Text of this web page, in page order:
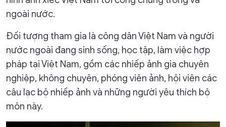
ngoài nước.
Đối tượng tham gia là công dân Việt Nam và người
nước ngoài đang sinh sống, học tập, làm việc hợp
pháp tại Việt Nam, gồm các nhiếp ảnh gia chuyên
nghiệp, không chuyên, phóng viên ảnh, hội viên các
câu lạc bộ nhiếp ảnh và những người yêu thích bộ
môn này.